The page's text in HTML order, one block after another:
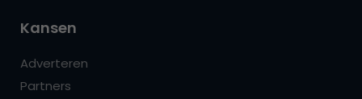
Kansen
Adverteren
Partners